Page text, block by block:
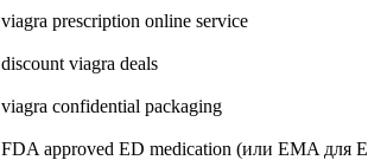
viagra prescription online service
discount viagra deals
viagra confidential packaging
FDA approved ED medication (или EMA для